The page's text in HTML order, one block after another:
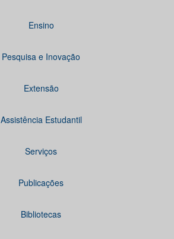
Ensino
Pesquisa e Inovação
Extensão
Assistência Estudantil
Serviços
Publicações
Bibliotecas